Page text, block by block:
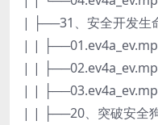
| ├──31、安全开发生
| |
| |
| |
| | ├──20、突破安全